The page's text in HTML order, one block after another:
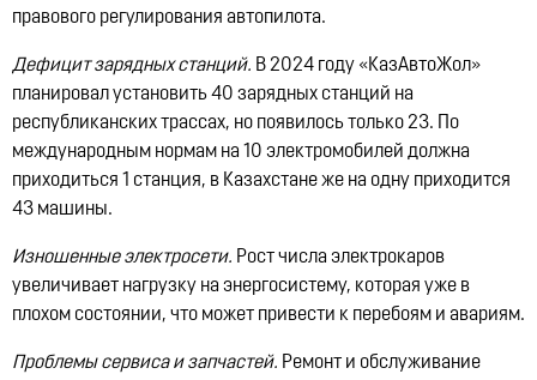
правового регулирования автопилота.
Дефицит зарядных станций. В 2024 году «КазАвтоЖол»
планировал установить 40 зарядных станций на
республиканских трассах, но появилось только 23. По
международным нормам на 10 электромобилей должна
приходиться 1 станция, в Казахстане же на одну приходится
43 машины.
Изношенные электросети. Рост числа электрокаров
увеличивает нагрузку на энергосистему, которая уже в
плохом состоянии, что может привести к перебоям и авариям.
Проблемы сервиса и запчастей. Ремонт и обслуживание